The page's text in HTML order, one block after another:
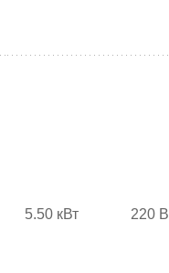
5.50 кВт 220 В